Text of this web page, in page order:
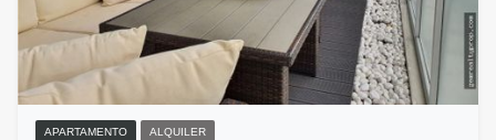
APARTAMENTO ALQUILER